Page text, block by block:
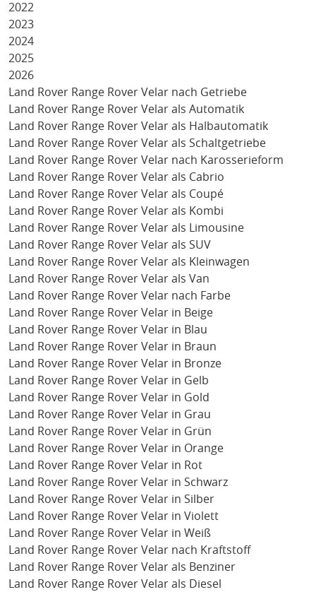
2022
2023
2024
2025
2026
Land Rover Range Rover Velar nach Getriebe
Land Rover Range Rover Velar als Automatik
Land Rover Range Rover Velar als Halbautomatik
Land Rover Range Rover Velar als Schaltgetriebe
Land Rover Range Rover Velar nach Karosserieform
Land Rover Range Rover Velar als Cabrio
Land Rover Range Rover Velar als Coupé
Land Rover Range Rover Velar als Kombi
Land Rover Range Rover Velar als Limousine
Land Rover Range Rover Velar als SUV
Land Rover Range Rover Velar als Kleinwagen
Land Rover Range Rover Velar als Van
Land Rover Range Rover Velar nach Farbe
Land Rover Range Rover Velar in Beige
Land Rover Range Rover Velar in Blau
Land Rover Range Rover Velar in Braun
Land Rover Range Rover Velar in Bronze
Land Rover Range Rover Velar in Gelb
Land Rover Range Rover Velar in Gold
Land Rover Range Rover Velar in Grau
Land Rover Range Rover Velar in Grün
Land Rover Range Rover Velar in Orange
Land Rover Range Rover Velar in Rot
Land Rover Range Rover Velar in Schwarz
Land Rover Range Rover Velar in Silber
Land Rover Range Rover Velar in Violett
Land Rover Range Rover Velar in Weiß
Land Rover Range Rover Velar nach Kraftstoff
Land Rover Range Rover Velar als Benziner
Land Rover Range Rover Velar als Diesel